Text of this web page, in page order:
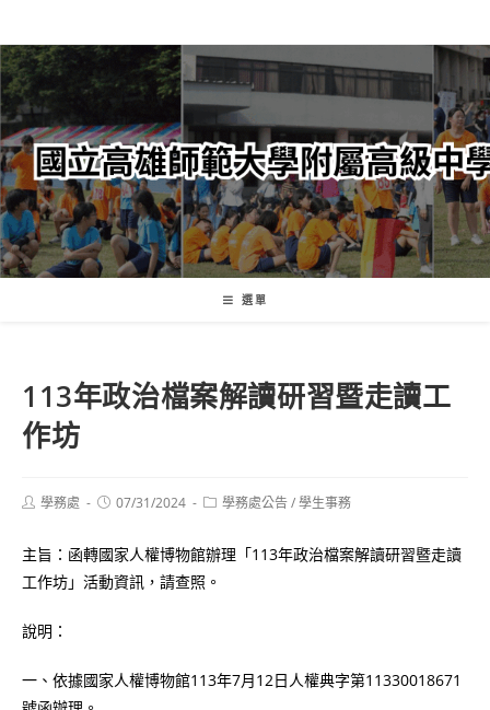
轉
至
主
要
內
容
選單
113年政治檔案解讀研習暨走讀工
作坊
Post學務處
Post07/31/2024
Post學務處公告/學生事務
主旨：函轉國家人權博物館辦理「113年政治檔案解讀研習暨走讀
工作坊」活動資訊，請查照。
說明：
一、依據國家人權博物館113年7月12日人權典字第11330018671